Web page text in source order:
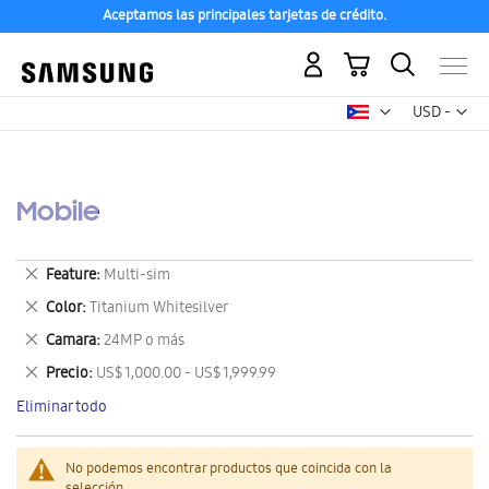
Aceptamos las principales tarjetas de crédito.
USD -
dólar
Mi carrito
Mobile
No podemos encontrar productos que coincida con la
Feature Multi-sim
Eliminar
este
artículo
Color Titanium Whitesilver
Eliminar
este
artículo
Camara 24MP o más
Eliminar
este
artículo
Precio US$ 1,000.00 - US$ 1,999.99
Eliminar
este
artículo
Eliminar todo